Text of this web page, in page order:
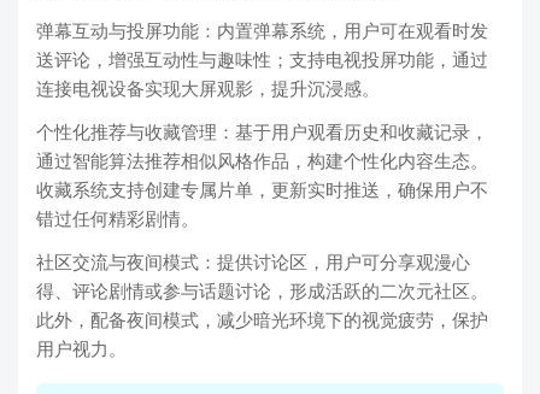
弹幕互动与投屏功能：内置弹幕系统，用户可在观看时发
送评论，增强互动性与趣味性；支持电视投屏功能，通过
连接电视设备实现大屏观影，提升沉浸感。
个性化推荐与收藏管理：基于用户观看历史和收藏记录，
通过智能算法推荐相似风格作品，构建个性化内容生态。
收藏系统支持创建专属片单，更新实时推送，确保用户不
错过任何精彩剧情。
社区交流与夜间模式：提供讨论区，用户可分享观漫心
得、评论剧情或参与话题讨论，形成活跃的二次元社区。
此外，配备夜间模式，减少暗光环境下的视觉疲劳，保护
用户视力。